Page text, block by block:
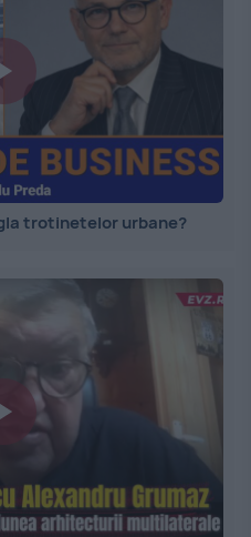
trotinetelor urbane?